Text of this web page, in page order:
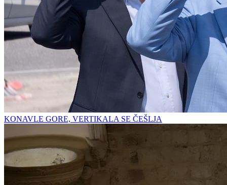
KONAVLE GORE, VERTIKALA SE ČEŠLJA